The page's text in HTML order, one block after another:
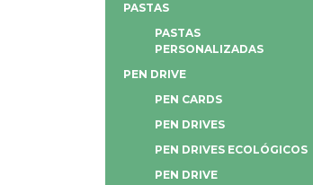
PASTAS
PASTAS
PERSONALIZADAS
PEN DRIVE
PEN CARDS
PEN DRIVES
PEN DRIVES ECOLÓGICOS
PEN DRIVE